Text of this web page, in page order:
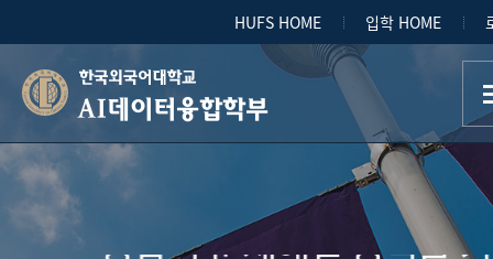
HUFS HOME 입학 HOME
AI데이터융합학부
AI융합
AI와 데이터과학 기술에
견실한 이해를 바탕
융합적 문제해결 능력을